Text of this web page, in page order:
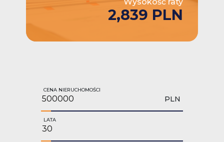
2,839 PLN
CENA NIERUCHOMOŚCI
PLN
LATA